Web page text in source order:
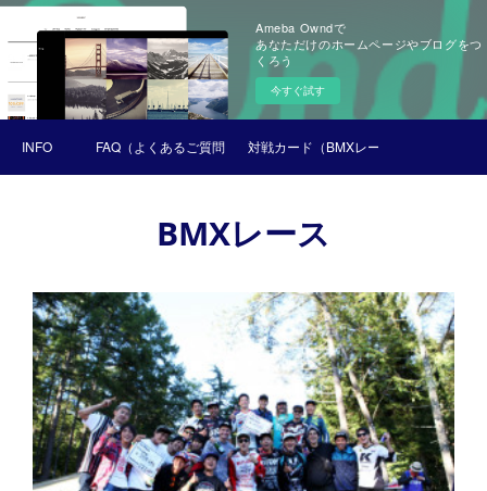
Ameba Owndで
あなただけのホームページやブログをつ
くろう
今すぐ試す
INFO FAQ（よくあるご質問） 対戦カード（BMXレース）
BMXレース